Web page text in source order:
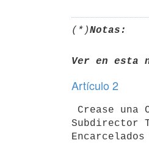
(*)Notas:
Ver en esta
Artículo 2
Subdirector